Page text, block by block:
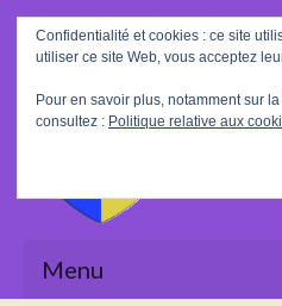
Rechercher
:
Menu
Confidentialité et cookies : ce site
utiliser ce site Web, vous acceptez
Pour en savoir plus, notamment sur
consultez : Politique relative aux